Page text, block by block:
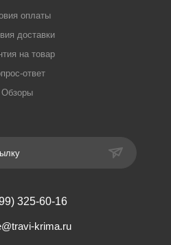
оплаты
доставки
на товар
ответ
Обзоры
325-60-16
krima.ru